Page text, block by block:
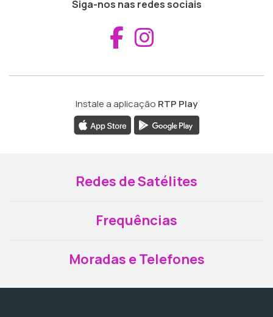
Siga-nos nas redes sociais
Aceder ao
Instale a aplicação RTP Play
Redes de Satélites
Frequências
Moradas e Telefones